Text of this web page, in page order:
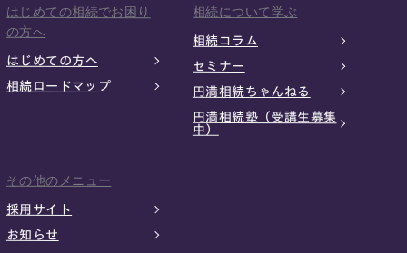
はじめての相続でお困り
の方へ
はじめての方へ
相続ロードマップ
相続について学ぶ
相続コラム
セミナー
円満相続ちゃんねる
円満相続塾（受講生募集
中）
その他のメニュー
採用サイト
お知らせ